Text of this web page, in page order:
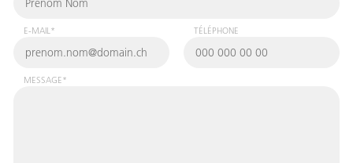
E-MAIL* TÉLÉPHONE
MESSAGE*